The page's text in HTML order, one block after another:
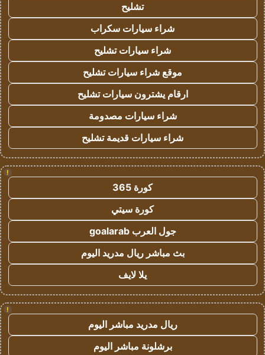
تشليح
شراء سيارات سكراب
شراء سيارات تشليح
موقع شراء سيارات تشليح
ارقام يشترون سيارات تشليح
شراء سيارات مصدومة
شراء سيارات قديمة تشليح
!
كورة 365
كورة سيتي
جول العرب goalarab
بث مباشر ريال مدريد اليوم
يلا لايف
!
ريال مدريد مباشر اليوم
برشلونة مباشر اليوم